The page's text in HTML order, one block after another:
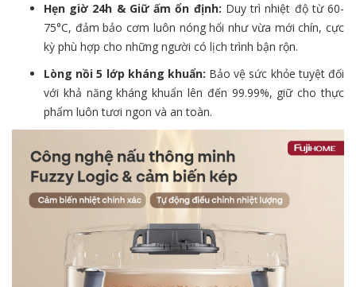
Hẹn giờ 24h & Giữ ấm ổn định: Duy trì nhiệt độ từ 60-
75°C, đảm bảo cơm luôn nóng hổi như vừa mới chín, cực
kỳ phù hợp cho những người có lịch trình bận rộn.
Lòng nồi 5 lớp kháng khuẩn: Bảo vệ sức khỏe tuyệt đối
với khả năng kháng khuẩn lên đến 99.99%, giữ cho thực
phẩm luôn tươi ngon và an toàn.